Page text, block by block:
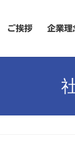
ご挨拶 企業理